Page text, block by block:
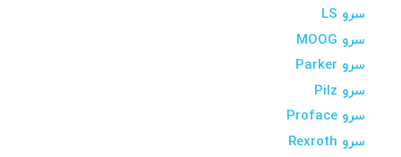
سرو LS
سرو MOOG
سرو Parker
سرو Pilz
سرو Proface
سرو Rexroth